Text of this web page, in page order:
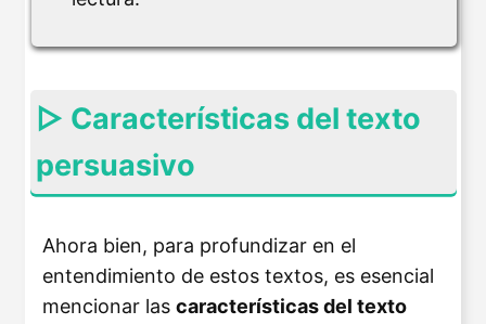
▷ Características del texto
persuasivo
Ahora bien, para profundizar en el
entendimiento de estos textos, es esencial
mencionar las características del texto